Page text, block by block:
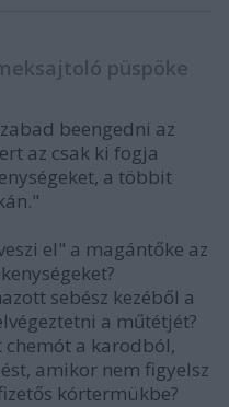
püspöke
beengedni az
az csak ki fogja
a többit
el" a magántőke az
sebész kezéből a
a műtétjét?
chemót a karodból,
amikor nem figyelsz
kórtermükbe?